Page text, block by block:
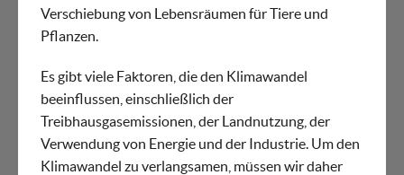
Verschiebung von Lebensräumen für Tiere und
Pflanzen.
Es gibt viele Faktoren, die den Klimawandel
beeinflussen, einschließlich der
Treibhausgasemissionen, der Landnutzung, der
Verwendung von Energie und der Industrie. Um den
Klimawandel zu verlangsamen, müssen wir daher